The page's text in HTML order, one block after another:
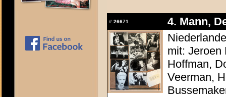
# 26671
4. Mann,
mit: Jeroen
Hoffman,
Veerman,